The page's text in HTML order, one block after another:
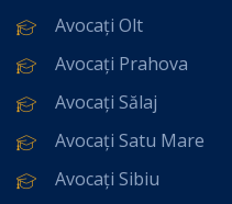
Avocați Olt
Avocați Prahova
Avocați Sălaj
Avocați Satu Mare
Avocați Sibiu